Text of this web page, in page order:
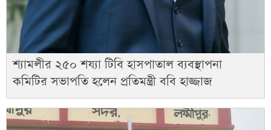
শ্যামলীর ২৫০ শয্যা টিবি হাসপাতাল ব্যবস্থাপনা
কমিটির সভাপতি হলেন প্রতিমন্ত্রী ববি হাজ্জাজ